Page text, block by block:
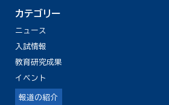
カテゴリー
ニュース
入試情報
教育研究成果
イベント
報道の紹介